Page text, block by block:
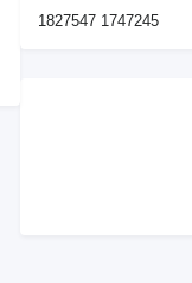
1827547 1747245